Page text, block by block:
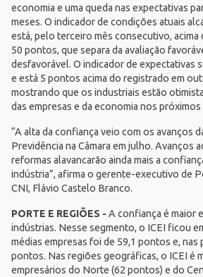
economia e uma queda nas expectativas
meses. O indicador de condições atuais
está, pelo terceiro mês consecutivo, acima
50 pontos, que separa da avaliação
desfavorável. O indicador de expectativas
e está 5 pontos acima do registrado em
mostrando que os industriais estão
das empresas e da economia nos próximos
“A alta da confiança veio com os avanços
Previdência na Câmara em julho. Avanços
reformas alavancarão ainda mais a
indústria”, afirma o gerente-executivo de
CNI, Flávio Castelo Branco.
PORTE E REGIÕES - A confiança é maior
indústrias. Nesse segmento, o ICEI ficou
médias empresas foi de 59,1 pontos e, nas
pontos. Nas regiões geográficas, o ICEI é
empresários do Norte (62 pontos) e do